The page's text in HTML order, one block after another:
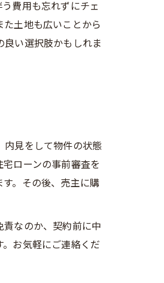
費用も忘れずにチェ
土地も広いことから
い選択肢かもしれま
内見をして物件の状態
ローンの事前審査を
。その後、売主に購
なのか、契約前に中
お気軽にご連絡くだ